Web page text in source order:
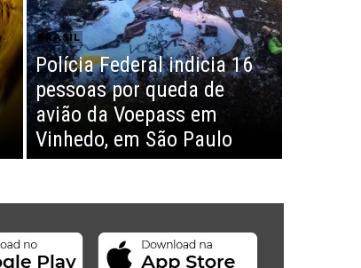
BRASIL
Polícia Federal indicia 16
pessoas por queda de
avião da Voepass em
Vinhedo, em São Paulo